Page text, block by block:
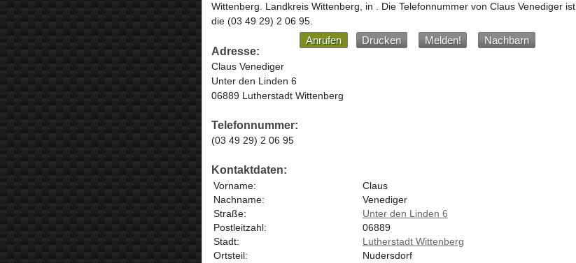
Wittenberg. Landkreis Wittenberg, in . Die Telefonnummer von Claus Venediger ist
die (03 49 29) 2 06 95.
Anrufen Drucken Melden!
Nachbarn
Adresse:
Claus Venediger
Unter den Linden 6
06889 Lutherstadt Wittenberg
Telefonnummer:
(03 49 29) 2 06 95
Kontaktdaten:
Vorname:
Claus
Nachname:
Venediger
Straße:
Unter den Linden 6
Postleitzahl:
06889
Stadt:
Lutherstadt Wittenberg
Ortsteil:
Nudersdorf